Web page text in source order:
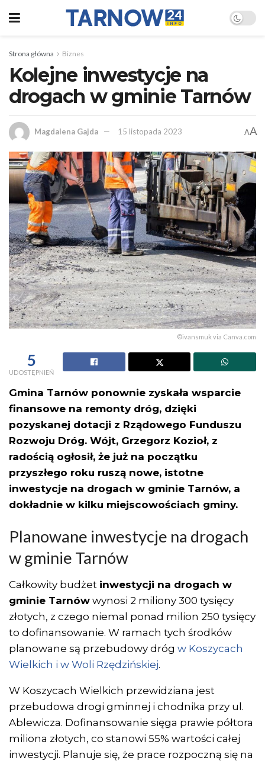
Strona główna Biznes
Kolejne inwestycje na
drogach w gminie Tarnów
Magdalena Gajda 15 listopada 2023 AA
©ivansmuk via Canva.com
5
UDOSTĘPNIEŃ
Gmina Tarnów ponownie zyskała wsparcie
finansowe na remonty dróg, dzięki
pozyskanej dotacji z Rządowego Funduszu
Rozwoju Dróg. Wójt, Grzegorz Kozioł, z
radością ogłosił, że już na początku
przyszłego roku ruszą nowe, istotne
inwestycje na drogach w gminie Tarnów, a
dokładnie w kilku miejscowościach gminy.
Planowane inwestycje na drogach
w gminie Tarnów
Całkowity budżet inwestycji na drogach w
gminie Tarnów wynosi 2 miliony 300 tysięcy
złotych, z czego niemal ponad milion 250 tysięcy
to dofinansowanie. W ramach tych środków
planowane są przebudowy dróg w Koszycach
Wielkich i w Woli Rzędzińskiej.
W Koszycach Wielkich przewidziana jest
przebudowa drogi gminnej i chodnika przy ul.
Ablewicza. Dofinansowanie sięga prawie półtora
miliona złotych, co stanowi 55% wartości całej
inwestycji. Planuje się, że prace rozpoczną się na